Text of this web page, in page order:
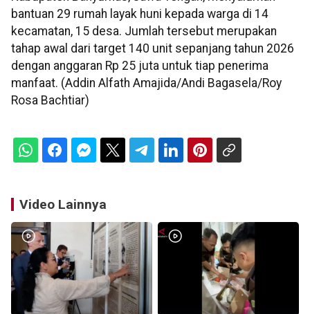
bantuan 29 rumah layak huni kepada warga di 14
kecamatan, 15 desa. Jumlah tersebut merupakan
tahap awal dari target 140 unit sepanjang tahun 2026
dengan anggaran Rp 25 juta untuk tiap penerima
manfaat. (Addin Alfath Amajida/Andi Bagasela/Roy
Rosa Bachtiar)
Video Lainnya